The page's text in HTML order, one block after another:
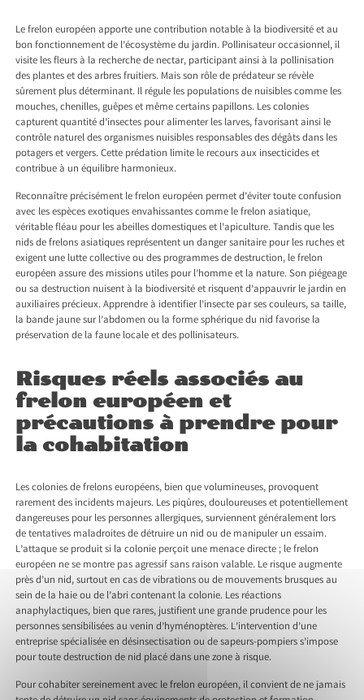
Le frelon européen apporte une contribution notable à la biodiversité et au
bon fonctionnement de l’écosystème du jardin. Pollinisateur occasionnel, il
visite les fleurs à la recherche de nectar, participant ainsi à la pollinisation
des plantes et des arbres fruitiers. Mais son rôle de prédateur se révèle
sûrement plus déterminant. Il régule les populations de nuisibles comme les
mouches, chenilles, guêpes et même certains papillons. Les colonies
capturent quantité d’insectes pour alimenter les larves, favorisant ainsi le
contrôle naturel des organismes nuisibles responsables des dégâts dans les
potagers et vergers. Cette prédation limite le recours aux insecticides et
contribue à un équilibre harmonieux.
Reconnaître précisément le frelon européen permet d’éviter toute confusion
avec les espèces exotiques envahissantes comme le frelon asiatique,
véritable fléau pour les abeilles domestiques et l’apiculture. Tandis que les
nids de frelons asiatiques représentent un danger sanitaire pour les ruches et
exigent une lutte collective ou des programmes de destruction, le frelon
européen assure des missions utiles pour l’homme et la nature. Son piégeage
ou sa destruction nuisent à la biodiversité et risquent d’appauvrir le jardin en
auxiliaires précieux. Apprendre à identifier l’insecte par ses couleurs, sa taille,
la bande jaune sur l’abdomen ou la forme sphérique du nid favorise la
préservation de la faune locale et des pollinisateurs.
Risques réels associés au
frelon européen et
précautions à prendre pour
la cohabitation
Les colonies de frelons européens, bien que volumineuses, provoquent
rarement des incidents majeurs. Les piqûres, douloureuses et potentiellement
dangereuses pour les personnes allergiques, surviennent généralement lors
de tentatives maladroites de détruire un nid ou de manipuler un essaim.
L’attaque se produit si la colonie perçoit une menace directe ; le frelon
européen ne se montre pas agressif sans raison valable. Le risque augmente
près d’un nid, surtout en cas de vibrations ou de mouvements brusques au
sein de la haie ou de l’abri contenant la colonie. Les réactions
anaphylactiques, bien que rares, justifient une grande prudence pour les
personnes sensibilisées au venin d’hyménoptères. L’intervention d’une
entreprise spécialisée en désinsectisation ou de sapeurs-pompiers s’impose
pour toute destruction de nid placé dans une zone à risque.
Pour cohabiter sereinement avec le frelon européen, il convient de ne jamais